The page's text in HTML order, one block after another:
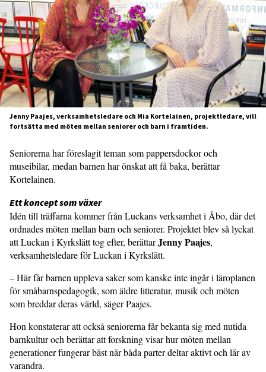
Jenny Paajes, verksamhetsledare och Mia Kortelainen, projektledare, vill
fortsätta med möten mellan seniorer och barn i framtiden.
Seniorerna har föreslagit teman som pappersdockor och
museibilar, medan barnen har önskat att få baka, berättar
Kortelainen.
Ett koncept som växer
Idén till träffarna kommer från Luckans verksamhet i Åbo, där det
ordnades möten mellan barn och seniorer. Projektet blev så lyckat
att Luckan i Kyrkslätt tog efter, berättarJenny Paajes,
verksamhetsledare för Luckan i Kyrkslätt.
– Här får barnen uppleva saker som kanske inte ingår i läroplanen
för småbarnspedagogik, som äldre litteratur, musik och möten
som breddar deras värld, säger Paajes.
Hon konstaterar att också seniorerna får bekanta sig med nutida
barnkultur och berättar att forskning visar hur möten mellan
generationer fungerar bäst när båda parter deltar aktivt och lär av
varandra.